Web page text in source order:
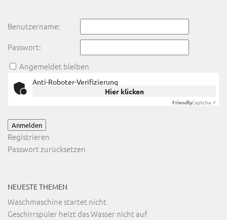
Benutzername:
Passwort:
Angemeldet bleiben
Anti-Roboter-Verifizierung
Hier klicken
FriendlyCaptcha ⇗
Anmelden
Registrieren
Passwort zurücksetzen
NEUESTE THEMEN
Waschmaschine startet nicht
Geschirrspüler heizt das Wasser nicht auf